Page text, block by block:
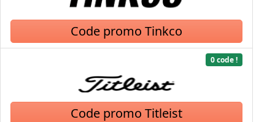
Code promo Tinkco
0 code !
Code promo Titleist